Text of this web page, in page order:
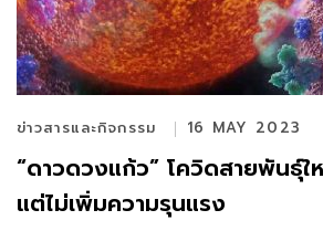
ข่าวสารและกิจกรรม 16 MAY 2023
“ดาวดวงแก้ว” โควิดสายพันธุ์
แต่ไม่เพิ่มความรุนแรง